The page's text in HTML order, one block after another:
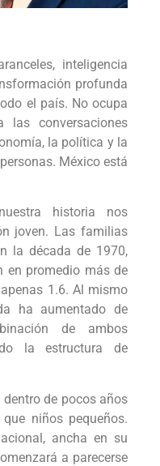
inteligencia
profunda
el país. No ocupa
las conversaciones
la política y la
México está
historia nos
joven. Las familias
la década de 1970,
en promedio más de
1.6. Al mismo
ha aumentado de
de ambos
la estructura de
de pocos años
niños pequeños.
ancha en su
a parecerse